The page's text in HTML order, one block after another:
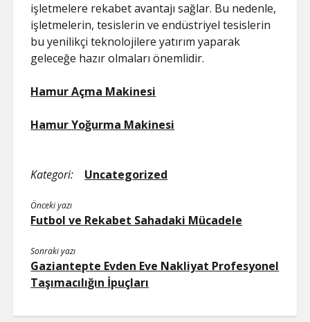
işletmelere rekabet avantajı sağlar. Bu nedenle,
işletmelerin, tesislerin ve endüstriyel tesislerin
bu yenilikçi teknolojilere yatırım yaparak
geleceğe hazır olmaları önemlidir.
Hamur Açma Makinesi
Hamur Yoğurma Makinesi
Kategori: Uncategorized
Önceki yazı
Futbol ve Rekabet Sahadaki Mücadele
Sonraki yazı
Gaziantepte Evden Eve Nakliyat Profesyonel
Taşımacılığın İpuçları